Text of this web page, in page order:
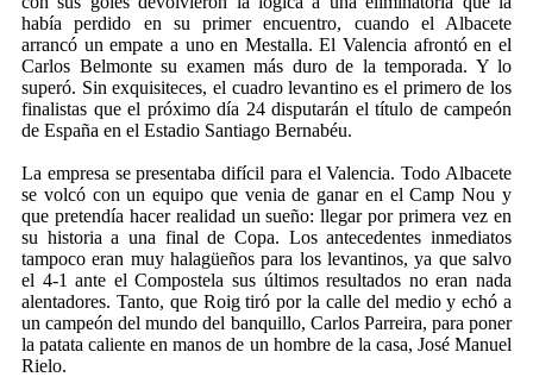
había perdido en su primer encuentro, cuando el Albacete
arrancó un empate a uno en Mestalla. El Valencia afrontó en el
Carlos Belmonte su examen más duro de la temporada. Y lo
superó. Sin exquisiteces, el cuadro levantino es el primero de los
finalistas que el próximo día 24 disputarán el título de campeón
de España en el Estadio Santiago Bernabéu.
La empresa se presentaba difícil para el Valencia. Todo Albacete
se volcó con un equipo que venia de ganar en el Camp Nou y
que pretendía hacer realidad un sueño: llegar por primera vez en
su historia a una final de Copa. Los antecedentes inmediatos
tampoco eran muy halagüeños para los levantinos, ya que salvo
el 4-1 ante el Compostela sus últimos resultados no eran nada
alentadores. Tanto, que Roig tiró por la calle del medio y echó a
un campeón del mundo del banquillo, Carlos Parreira, para poner
la patata caliente en manos de un hombre de la casa, José Manuel
Rielo.